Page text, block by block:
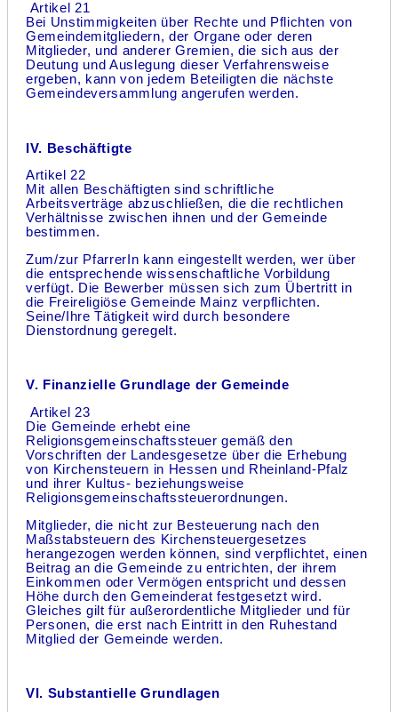
Artikel 21
Bei Unstimmigkeiten über Rechte und Pflichten von
Gemeindemitgliedern, der Organe oder deren
Mitglieder, und anderer Gremien, die sich aus der
Deutung und Auslegung dieser Verfahrensweise
ergeben, kann von jedem Beteiligten die nächste
Gemeindeversammlung angerufen werden.
IV. Beschäftigte
Artikel 22
Mit allen Beschäftigten sind schriftliche
Arbeitsverträge abzuschließen, die die rechtlichen
Verhältnisse zwischen ihnen und der Gemeinde
bestimmen.
Zum/zur PfarrerIn kann eingestellt werden, wer über
die entsprechende wissenschaftliche Vorbildung
verfügt. Die Bewerber müssen sich zum Übertritt in
die Freireligiöse Gemeinde Mainz verpflichten.
Seine/Ihre Tätigkeit wird durch besondere
Dienstordnung geregelt.
V. Finanzielle Grundlage der Gemeinde
Artikel 23
Die Gemeinde erhebt eine
Religionsgemeinschaftssteuer gemäß den
Vorschriften der Landesgesetze über die Erhebung
von Kirchensteuern in Hessen und Rheinland-Pfalz
und ihrer Kultus- beziehungsweise
Religionsgemeinschaftssteuerordnungen.
Mitglieder, die nicht zur Besteuerung nach den
Maßstabsteuern des Kirchensteuergesetzes
herangezogen werden können, sind verpflichtet, einen
Beitrag an die Gemeinde zu entrichten, der ihrem
Einkommen oder Vermögen entspricht und dessen
Höhe durch den Gemeinderat festgesetzt wird.
Gleiches gilt für außerordentliche Mitglieder und für
Personen, die erst nach Eintritt in den Ruhestand
Mitglied der Gemeinde werden.
VI. Substantielle Grundlagen